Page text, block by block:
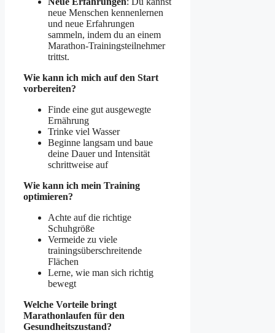
neue Menschen kennenlernen
und neue Erfahrungen
sammeln, indem du an einem
Marathon-Trainingsteilnehmer
trittst.
Wie kann ich mich auf den Start
vorbereiten?
Finde eine gut ausgewegte
Ernährung
Trinke viel Wasser
Beginne langsam und baue
deine Dauer und Intensität
schrittweise auf
Wie kann ich mein Training
optimieren?
Achte auf die richtige
Schuhgröße
Vermeide zu viele
trainingsüberschreitende
Flächen
Lerne, wie man sich richtig
bewegt
Welche Vorteile bringt
Marathonlaufen für den
Gesundheitszustand?